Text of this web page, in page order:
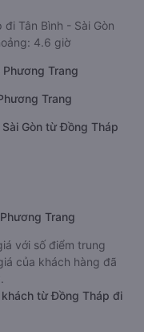
Tân Bình - Sài Gòn
4.6 giờ
Trang
Trang
Gòn từ Đồng Tháp
Trang
với số điểm trung
của khách hàng đã
từ Đồng Tháp đi